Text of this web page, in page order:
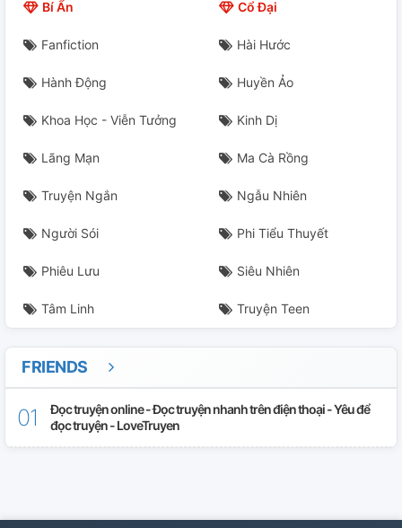
Bí Ẩn Cổ Đại
Fanfiction Hài Hước
Hành Động Huyền Ảo
Khoa Học - Viễn Tưởng Kinh Dị
Lãng Mạn Ma Cà Rồng
Truyện Ngắn Ngẫu Nhiên
Người Sói Phi Tiểu Thuyết
Phiêu Lưu Siêu Nhiên
Tâm Linh Truyện Teen
FRIENDS
Đọc truyện online - Đọc truyện nhanh trên điện thoại - Yêu để
đọc truyện - LoveTruyen